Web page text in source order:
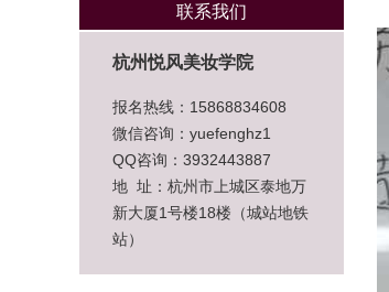
联系我们
杭州悦风美妆学院
报名热线：15868834608
微信咨询：yuefenghz1
QQ咨询：3932443887
地 址：杭州市上城区泰地万
新大厦1号楼18楼（城站地铁
站）